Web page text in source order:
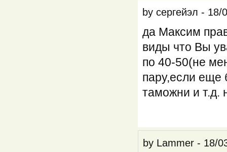
byсергейэл - 18/
да Максим
виды что Вы
по 40-50(не
пару,если еще
таможни и т.д.
by Lammer - 18/